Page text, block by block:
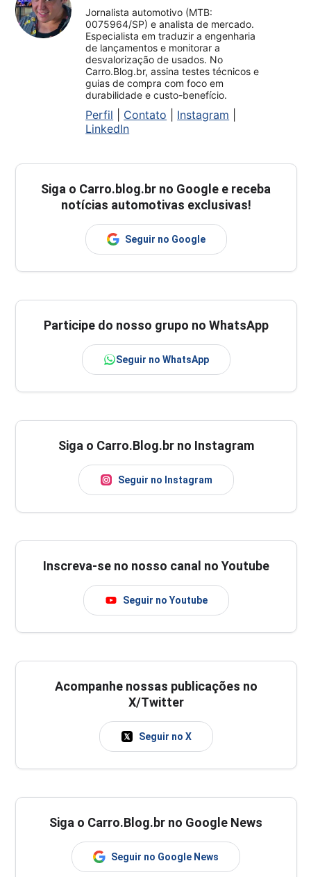
Jornalista automotivo (MTB:
0075964/SP) e analista de mercado.
Especialista em traduzir a engenharia
de lançamentos e monitorar a
desvalorização de usados. No
Carro.Blog.br, assina testes técnicos e
guias de compra com foco em
durabilidade e custo-benefício.
Perfil Contato Instagram
LinkedIn
Siga o Carro.blog.br no Google e receba
notícias automotivas exclusivas!
Seguir no Google
Participe do nosso grupo no WhatsApp
Seguir no WhatsApp
Siga o Carro.Blog.br no Instagram
Seguir no Instagram
Inscreva-se no nosso canal no Youtube
Seguir no Youtube
Acompanhe nossas publicações no
X/Twitter
Seguir no X
Siga o Carro.Blog.br no Google News
Seguir no Google News